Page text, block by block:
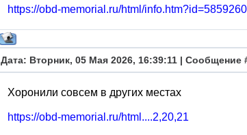
https://obd-memorial.ru/html/
Дата: Вторник, 05 Мая 2026, 16:39:11 | Сообщение
Хоронили совсем в других местах
https://obd-memorial.ru/html....2,20,21